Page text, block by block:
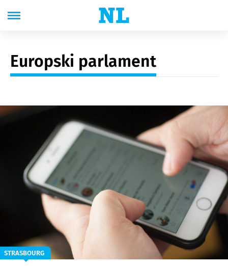
Europski parlament
STRASBOURG